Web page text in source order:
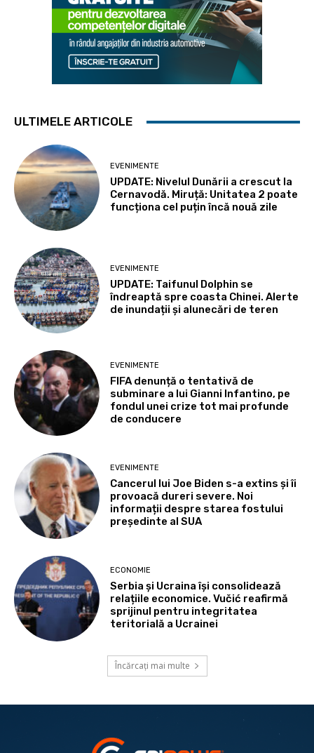
ULTIMELE ARTICOLE
EVENIMENTE
UPDATE: Nivelul Dunării a crescut la
Cernavodă. Miruță: Unitatea 2 poate
funcționa cel puțin încă nouă zile
EVENIMENTE
UPDATE: Taifunul Dolphin se
îndreaptă spre coasta Chinei. Alerte
de inundații și alunecări de teren
EVENIMENTE
FIFA denunță o tentativă de
subminare a lui Gianni Infantino, pe
fondul unei crize tot mai profunde
de conducere
EVENIMENTE
Cancerul lui Joe Biden s-a extins și îi
provoacă dureri severe. Noi
informații despre starea fostului
președinte al SUA
ECONOMIE
Serbia și Ucraina își consolidează
relațiile economice. Vučić reafirmă
sprijinul pentru integritatea
teritorială a Ucrainei
Încărcați mai multe